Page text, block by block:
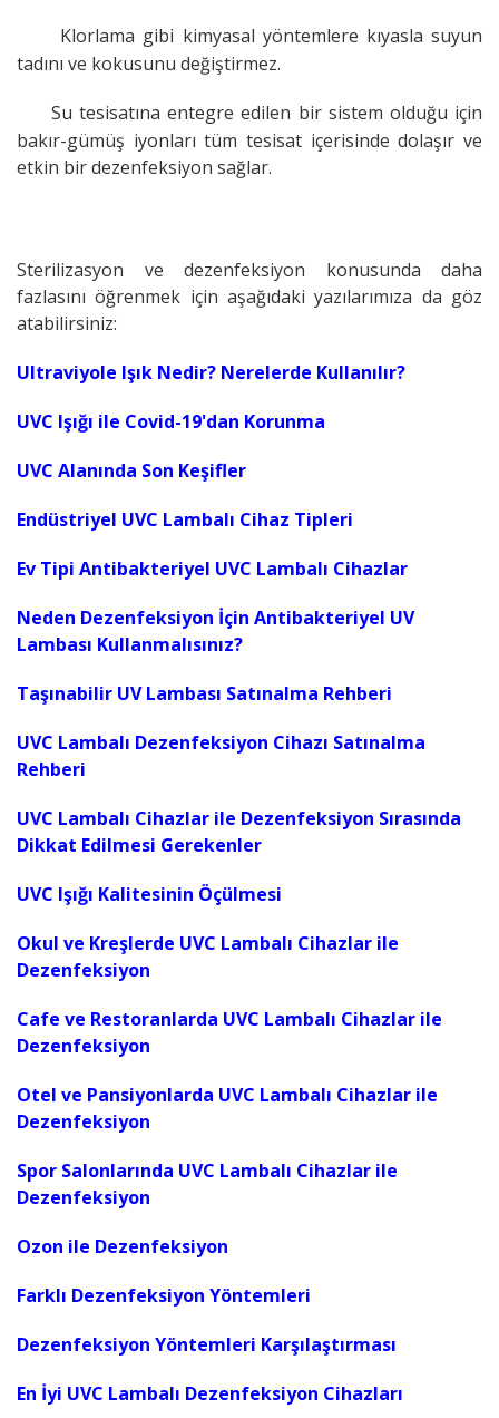
Klorlama gibi kimyasal yöntemlere kıyasla suyun
tadını ve kokusunu değiştirmez.
Su tesisatına entegre edilen bir sistem olduğu için
bakır-gümüş iyonları tüm tesisat içerisinde dolaşır ve
etkin bir dezenfeksiyon sağlar.
Sterilizasyon ve dezenfeksiyon konusunda daha
fazlasını öğrenmek için aşağıdaki yazılarımıza da göz
atabilirsiniz:
Ultraviyole Işık Nedir? Nerelerde Kullanılır?
UVC Işığı ile Covid-19'dan Korunma
UVC Alanında Son Keşifler
Endüstriyel UVC Lambalı Cihaz Tipleri
Ev Tipi Antibakteriyel UVC Lambalı Cihazlar
Neden Dezenfeksiyon İçin Antibakteriyel UV
Lambası Kullanmalısınız?
Taşınabilir UV Lambası Satınalma Rehberi
UVC Lambalı Dezenfeksiyon Cihazı Satınalma
Rehberi
UVC Lambalı Cihazlar ile Dezenfeksiyon Sırasında
Dikkat Edilmesi Gerekenler
UVC Işığı Kalitesinin Öçülmesi
Okul ve Kreşlerde UVC Lambalı Cihazlar ile
Dezenfeksiyon
Cafe ve Restoranlarda UVC Lambalı Cihazlar ile
Dezenfeksiyon
Otel ve Pansiyonlarda UVC Lambalı Cihazlar ile
Dezenfeksiyon
Spor Salonlarında UVC Lambalı Cihazlar ile
Dezenfeksiyon
Ozon ile Dezenfeksiyon
Farklı Dezenfeksiyon Yöntemleri
Dezenfeksiyon Yöntemleri Karşılaştırması
En İyi UVC Lambalı Dezenfeksiyon Cihazları